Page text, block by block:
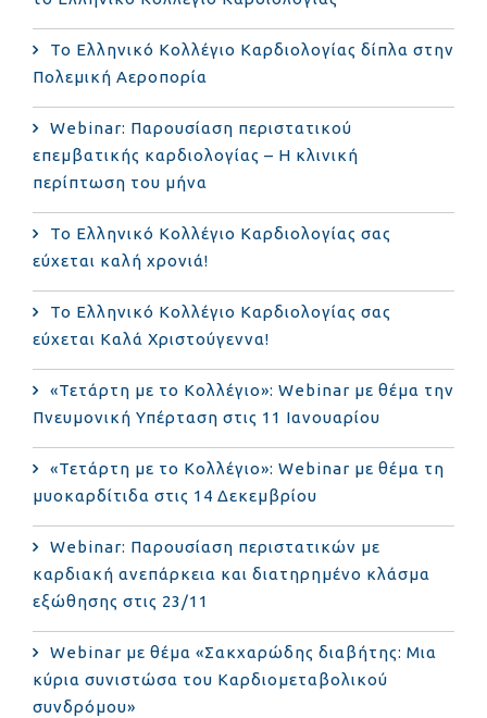
Το Ελληνικό Κολλέγιο Καρδιολογίας δίπλα στην
Πολεμική Αεροπορία
Webinar: Παρουσίαση περιστατικού
επεμβατικής καρδιολογίας – Η κλινική
περίπτωση του μήνα
Το Ελληνικό Κολλέγιο Καρδιολογίας σας
εύχεται καλή χρονιά!
Το Ελληνικό Κολλέγιο Καρδιολογίας σας
εύχεται Καλά Χριστούγεννα!
«Τετάρτη με το Κολλέγιο»: Webinar με θέμα την
Πνευμονική Υπέρταση στις 11 Ιανουαρίου
«Τετάρτη με το Κολλέγιο»: Webinar με θέμα τη
μυοκαρδίτιδα στις 14 Δεκεμβρίου
Webinar: Παρουσίαση περιστατικών με
καρδιακή ανεπάρκεια και διατηρημένο κλάσμα
εξώθησης στις 23/11
Webinar με θέμα «Σακχαρώδης διαβήτης: Μια
κύρια συνιστώσα του Καρδιομεταβολικού
συνδρόμου»